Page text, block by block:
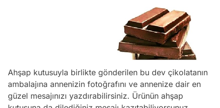
Ahşap kutusuyla birlikte gönderilen bu dev çikolatanın
ambalajına annenizin fotoğrafını ve annenize dair en
güzel mesajınızı yazdırabilirsiniz. Ürünün ahşap